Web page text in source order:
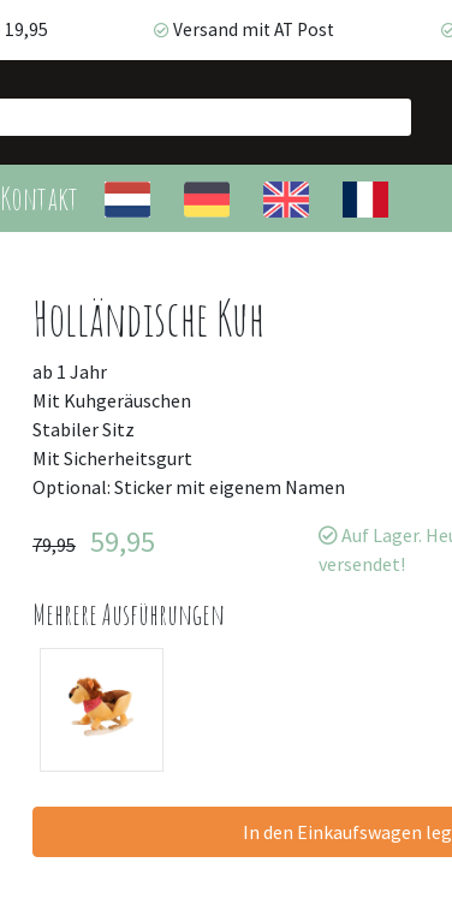
Versand mit AT Post
Kontakt Versand mit AT Post
Holländische Kuh
ab 1 Jahr
Mit Kuhgeräuschen
Stabiler Sitz
Mit Sicherheitsgurt
Optional: Sticker mit eigenem Namen
79,95 59,95
Auf Lager.
versendet!
Mehrere Ausführungen
In den Einkaufswagen